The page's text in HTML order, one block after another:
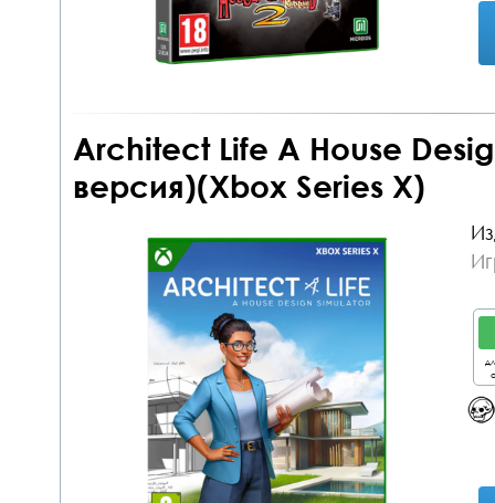
Architect Life A House
версия)(Xbox Series X)